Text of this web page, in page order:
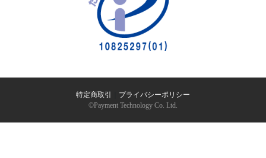
特定商取引
プライバシーポリシー
©︎Payment Technology Co. Ltd.